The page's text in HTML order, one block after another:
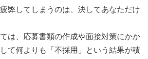
弊してしまうのは、決してあなただけ
は、応募書類の作成や面接対策にかか
て何よりも「不採用」という結果が積